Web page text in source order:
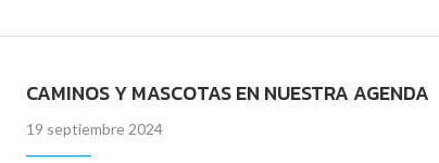
CAMINOS Y MASCOTAS EN NUESTRA AGENDA
19 septiembre 2024